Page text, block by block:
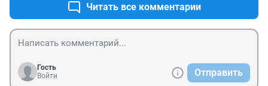
Читать все комментарии
Гость
Войти
Отправить